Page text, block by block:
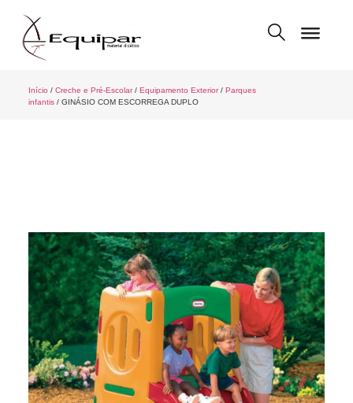
Início / Creche e Pré-Escolar/ Equipamento Exterior/ Parques
infantis/ GINÁSIO COM ESCORREGA DUPLO